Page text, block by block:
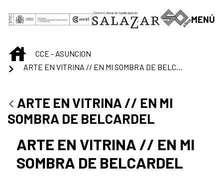
MENÚ
INICIOCCE - ASUNCION
ARTE EN VITRINA // EN MI
SOMBRA DE BELCARDEL
ARTE EN VITRINA // EN MI
SOMBRA DE BELCARDEL